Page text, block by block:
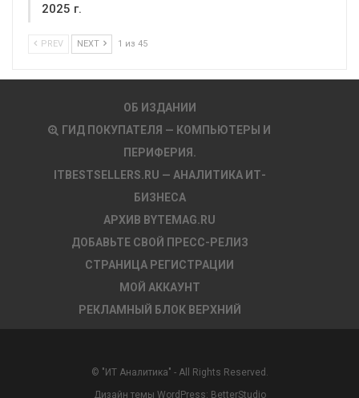
2025 г.
PREV NEXT 1 из 45
ОБ ИЗДАНИИ
ГИД ПОКУПАТЕЛЯ — КОМПЬЮТЕРЫ И
ПЕРИФЕРИЯ.
ITBESTSELLERS.RU — АНАЛИТИКА ИТ-
БИЗНЕСА
АРХИВ BYTEMAG.RU
ДОБАВЬТЕ СВОЙ ПРЕСС-РЕЛИЗ
СТРАНИЦА РЕГИСТРАЦИИ
МОЙ АККАУНТ
РЕКЛАМНЫЙ БЛОК ВЕРХНИЙ
© "ИТ Аналитика" - All Rights Reserved.
Дизайн темы WordPress: BetterStudio